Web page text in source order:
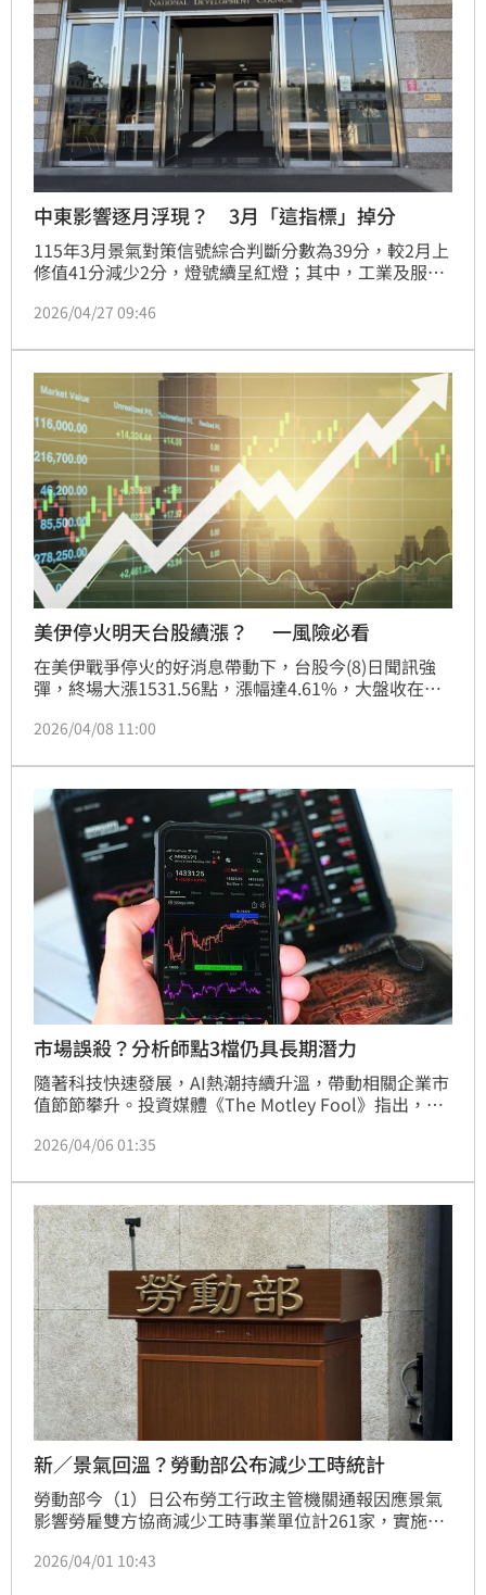
中東影響逐月浮現？ 3月「這指標」掉分
115年3月景氣對策信號綜合判斷分數為39分，較2月上
修值41分減少2分，燈號續呈紅燈；其中，工業及服務
造業營業氣候測驗點則因中東衝突影響廠商對未來景氣
藍燈為注意性燈號，宜密切觀察後續景氣是否轉向）。
另領先指標轉呈下滑，同時指標續呈上升，顯示國內經
濟維持穩健成長，但須關注後續變化。
2026/04/27 09:46
美伊停火明天台股續漲？ 一風險必看
在美伊戰爭停火的好消息帶動下，台股今(8)日聞訊強
彈，終場大漲1531.56點，漲幅達4.61%，大盤收在
動能50 ETF(009803)經理人楊立楷指出，經過今日的強
35579.34點僅差不到千點的距離，千金股家數更是上
衝至40檔，部分PCB大廠距離千金門檻只有2元之差，
未來一旦國際地緣政治干擾塵埃落定，台股千金俱樂部
成員有望持續增加。
2026/04/08 11:00
市場誤殺？分析師點3檔仍具長期潛力
隨著科技快速發展，AI熱潮持續升溫，帶動相關企業市
值節節攀升。投資媒體《The Motley Fool》指出，過
反而浮現逢低布局的機會。以下為3檔近期股價拉回、
2026/04/06 01:35
新／景氣回溫？勞動部公布減少工時統計
勞動部今（1）日公布勞工行政主管機關通報因應景氣
影響勞雇雙方協商減少工時事業單位計261家，實施人
3,839人。本次家數增加21家，人數減少152人；上一
2026/04/01 10:43